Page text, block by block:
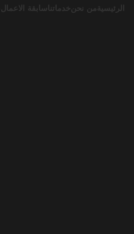
الرئيسية من نحنخدماتنا سابقة الاعمال